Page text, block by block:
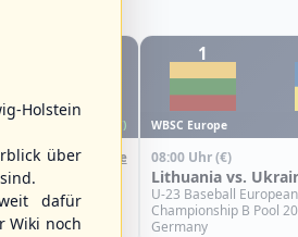
(F)
Box-Score
Israel
2026 - Group
1
WBSC Europe
08:00 Uhr(€)
Lithuania vs.
U-23 Baseball European
Championship B Pool
Germany
Holstein
über
dafür
Wiki noch